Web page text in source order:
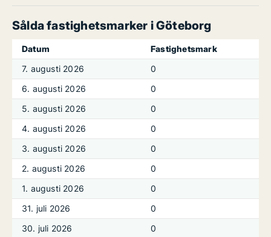
Sålda fastighetsmarker i Göteborg
Datum
Fastighetsmark
7. augusti 2026
0
6. augusti 2026
0
5. augusti 2026
0
4. augusti 2026
0
3. augusti 2026
0
2. augusti 2026
0
1. augusti 2026
0
31. juli 2026
0
30. juli 2026
0